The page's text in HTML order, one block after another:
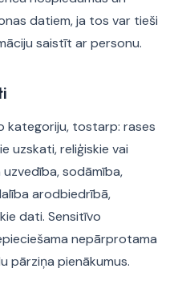
datiem, ja tos var tieši
saistīt ar personu.
kategoriju, tostarp: rases
uzskati, reliģiskie vai
sodāmība,
arodbiedrībā,
dati. Sensitīvo
nepārprotama
pārziņa pienākumus.